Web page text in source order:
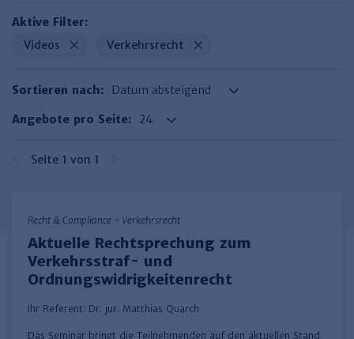
Haufe Immobilien
Aktive Filter:
Videos
Verkehrsrecht
Sortieren nach:
Angebote pro Seite:
Seite 1 von 1
Recht & Compliance - Verkehrsrecht
Aktuelle Rechtsprechung zum
Verkehrsstraf- und
Ordnungswidrigkeitenrecht
Ihr Referent: Dr. jur. Matthias Quarch
Das Seminar bringt die Teilnehmenden auf den aktuellen Stand